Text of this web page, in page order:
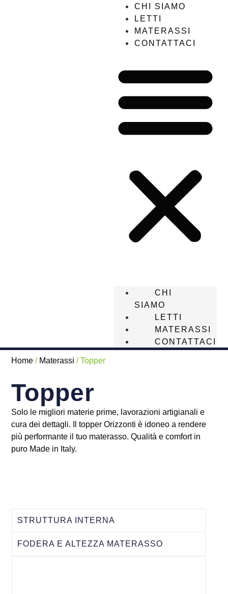
CHI SIAMO
LETTI
MATERASSI
CONTATTACI
CHI
SIAMO
LETTI
MATERASSI
CONTATTACI
Home / Materassi / Topper
Topper
Solo le migliori materie prime, lavorazioni artigianali e
cura dei dettagli. Il topper Orizzonti è idoneo a rendere
più performante il tuo materasso. Qualità e comfort in
puro Made in Italy.
STRUTTURA INTERNA
FODERA E ALTEZZA MATERASSO